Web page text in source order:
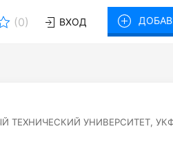
(0) ВХОД
ТЕХНИЧЕСКИЙ УНИВЕРСИТЕТ,